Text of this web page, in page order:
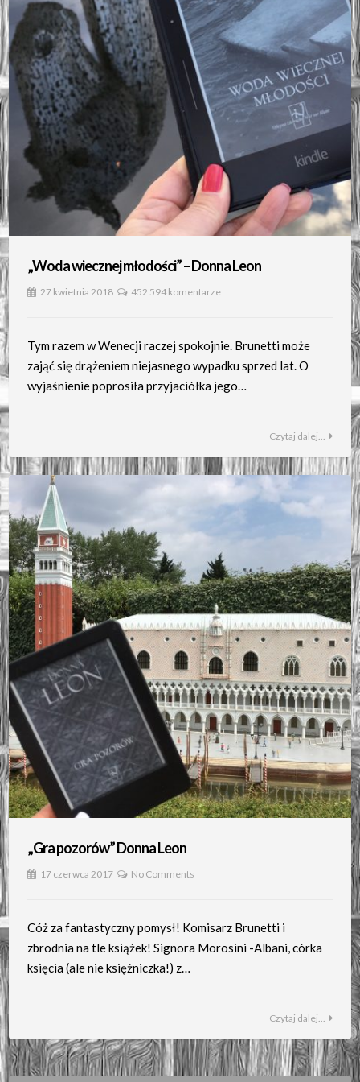
„Woda wiecznej młodości” – Donna Leon
27 kwietnia 2018 452 594 komentarze
Tym razem w Wenecji raczej spokojnie. Brunetti może
zająć się drążeniem niejasnego wypadku sprzed lat. O
wyjaśnienie poprosiła przyjaciółka jego…
Czytaj dalej...
„Gra pozorów” Donna Leon
17 czerwca 2017 No Comments
Cóż za fantastyczny pomysł! Komisarz Brunetti i
zbrodnia na tle książek! Signora Morosini -Albani, córka
księcia (ale nie księżniczka!) z…
Czytaj dalej...